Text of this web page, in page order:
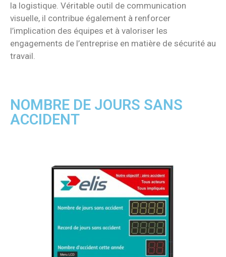
la logistique. Véritable outil de communication
visuelle, il contribue également à renforcer
l’implication des équipes et à valoriser les
engagements de l’entreprise en matière de sécurité au
travail.
NOMBRE DE JOURS SANS
ACCIDENT